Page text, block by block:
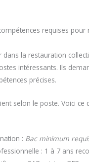
requises pour
la restauration
intéressants. Ils
précises.
selon le poste. Voici ce
: Bac minimum
: 1 à 7 ans